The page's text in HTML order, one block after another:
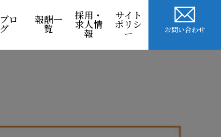
ブロ
グ
報酬一
覧
採用・
求人情
報
サイト
ポリシ
ー お問い合わせ